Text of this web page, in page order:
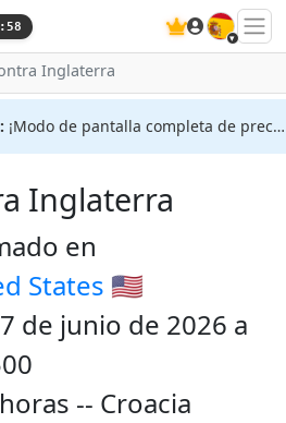
🇪🇸
Inglaterra
¡Modo de pantalla completa de precisión!
Inglaterra
en
States 🇺🇸
de junio de 2026 a
-- Croacia